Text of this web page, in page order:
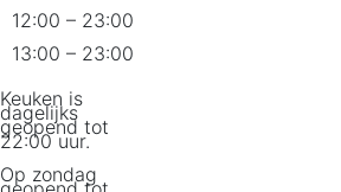
12:00 – 23:00
13:00 – 23:00
Keuken is
dagelijks
geopend tot
22:00 uur.
Op zondag